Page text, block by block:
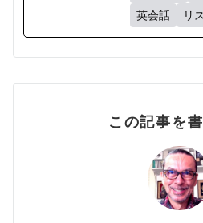
英会話
リ
この記事を